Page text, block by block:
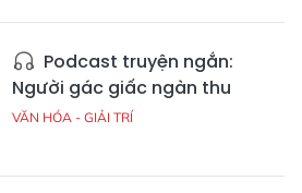
Podcast truyện ngắn:
Người gác giấc ngàn thu
VĂN HÓA - GIẢI TRÍ